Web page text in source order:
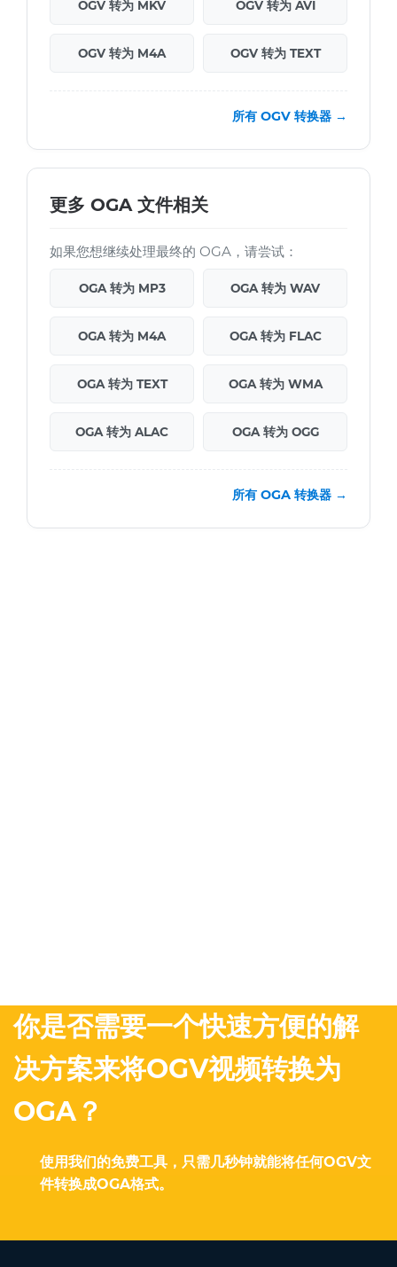
OGV 转为 MKV OGV 转为 AVI
OGV 转为 M4A OGV 转为 TEXT
所有 OGV 转换器 →
更多 OGA 文件相关
如果您想继续处理最终的 OGA，请尝试：
OGA 转为 MP3 OGA 转为 WAV
OGA 转为 M4A OGA 转为 FLAC
OGA 转为 TEXT OGA 转为 WMA
OGA 转为 ALAC OGA 转为 OGG
所有 OGA 转换器 →
你是否需要一个快速方便的解
决方案来将OGV视频转换为
OGA？
使用我们的免费工具，只需几秒钟就能将任何OGV文
件转换成OGA格式。